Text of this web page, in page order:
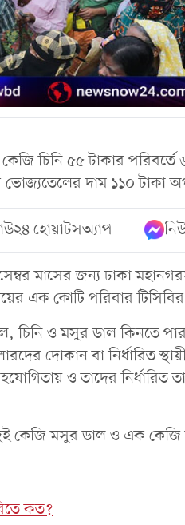
চিনি ৫৫ টাকার
দাম ১১০ টাকা
হোয়াটসঅ্যাপ
মাসের জন্য ঢাকা
এক কোটি পরিবার
চিনি ও মসুর ডাল কিনতে
দোকান বা নির্ধারিত
ও তাদের নির্ধারিত
কেজি মসুর ডাল ও এক কেজি
কত?